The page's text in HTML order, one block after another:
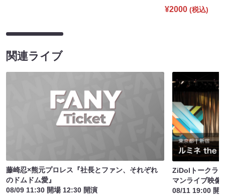
¥2000 (税込)
関連ライブ
藤崎忍×熊元プロレス『社長とファン、それぞれ
のドムドム愛』
08/09 11:30 開場 12:30 開演
ZiDolトークラ
マンライブ映像
08/11 19:00 開